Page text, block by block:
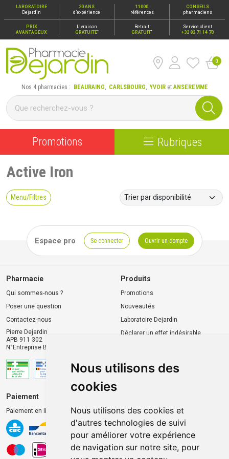
Nous utilisons des
cookies
Nous utilisons des cookies et
d'autres technologies de suivi
pour améliorer votre expérience
de navigation sur notre site, pour
LABORATOIRE
Dejardin
20 ANS
d’expérience
11000
références
CONSEILS
pharmaciens
PRIX
AVANTAGEUX
Livraison
GRATUITE*
Retrait
GRATUIT*
Service client
+32 82 71 14 70
Pharmacie Dejardin Nos 4 pharmacies : Beauraing,
0
Nos 4 pharmacies : BEAURAING, CARLSBOURG,YVOIRetANSEREMME
Promotions Rubriques
Active Iron
Menu/Filtres
Espace pro Se connecter Ouvrir un compte
Pharmacie
Qui sommes-nous ?
Poser une question
Contactez-nous
Pierre Dejardin
APB 911 302
N°Entreprise BE0446.901.764
Produits
Promotions
Nouveautés
Laboratoire Dejardin
Déclarer un effet indésirable
Paiement
Paiement en ligne 100% sécurisé
Livraison chez vous
Livraison dans un Point
d’enlèvement
Retrait dans la pharmacie